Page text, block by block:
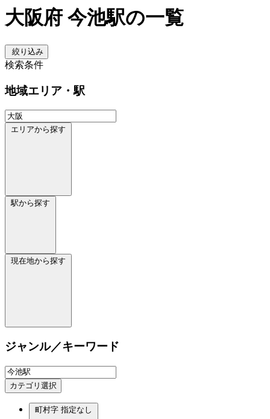
大阪府 今池駅の一覧
絞り込み
検索条件
地域エリア・駅
エリアから探す
駅から探す
現在地から探す
ジャンル／キーワード
カテゴリ選択
町村字 指定なし